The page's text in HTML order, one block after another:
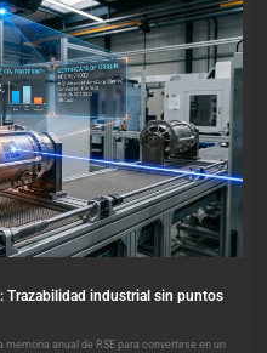
Trazabilidad industrial sin puntos
memoria anual de RSE para convertirse en un